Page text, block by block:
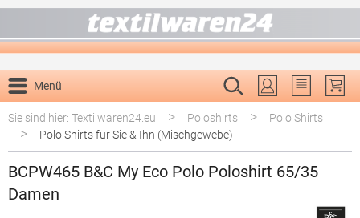
Menü
Du hast 0
Sie sind hier: Textilwaren24.eu
> Poloshirts > Polo Shirts
> Polo Shirts für Sie & Ihn (Mischgewebe)
BCPW465 B&C My Eco Polo Poloshirt 65/35
Damen